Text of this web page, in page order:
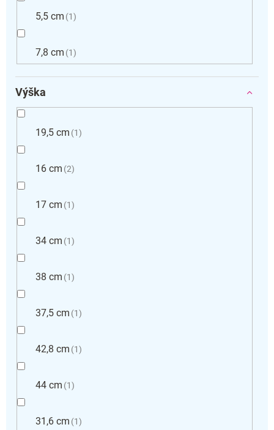
5,5 cm 1
7,8 cm 1
Výška
19,5 cm 1
16 cm 2
17 cm 1
34 cm 1
38 cm 1
37,5 cm 1
42,8 cm 1
44 cm 1
31,6 cm 1